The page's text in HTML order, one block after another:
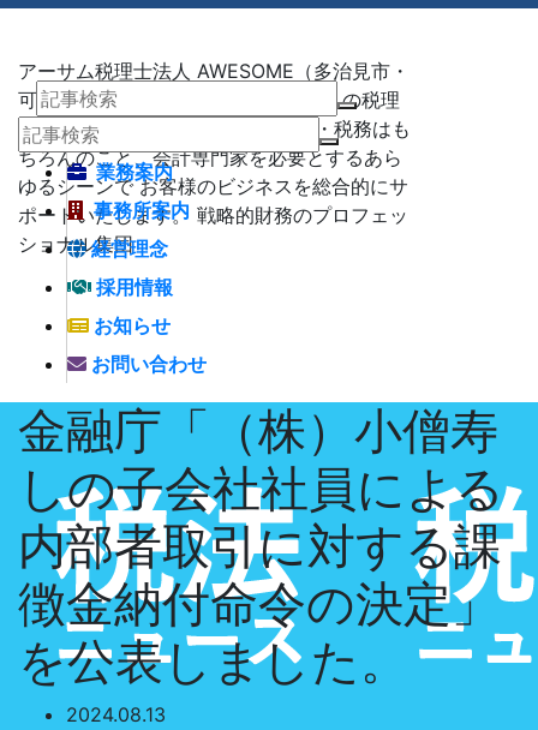
アーサム税理士法人 AWESOME（多治見市・
可児市・瑞浪市・土岐市） -地域No1 の税理
士法人 アーサム税理士法人 – 会計・税務はも
ちろんのこと、会計専門家を必要とするあら
ゆるシーンで お客様のビジネスを総合的にサ
ポートいたします。 戦略的財務のプロフェッ
ショナル集団
業務案内
事務所案内
経営理念
採用情報
お知らせ
お問い合わせ
金融庁「（株）小僧寿
しの子会社社員による
内部者取引に対する課
徴金納付命令の決定」
を公表しました。
2024.08.13